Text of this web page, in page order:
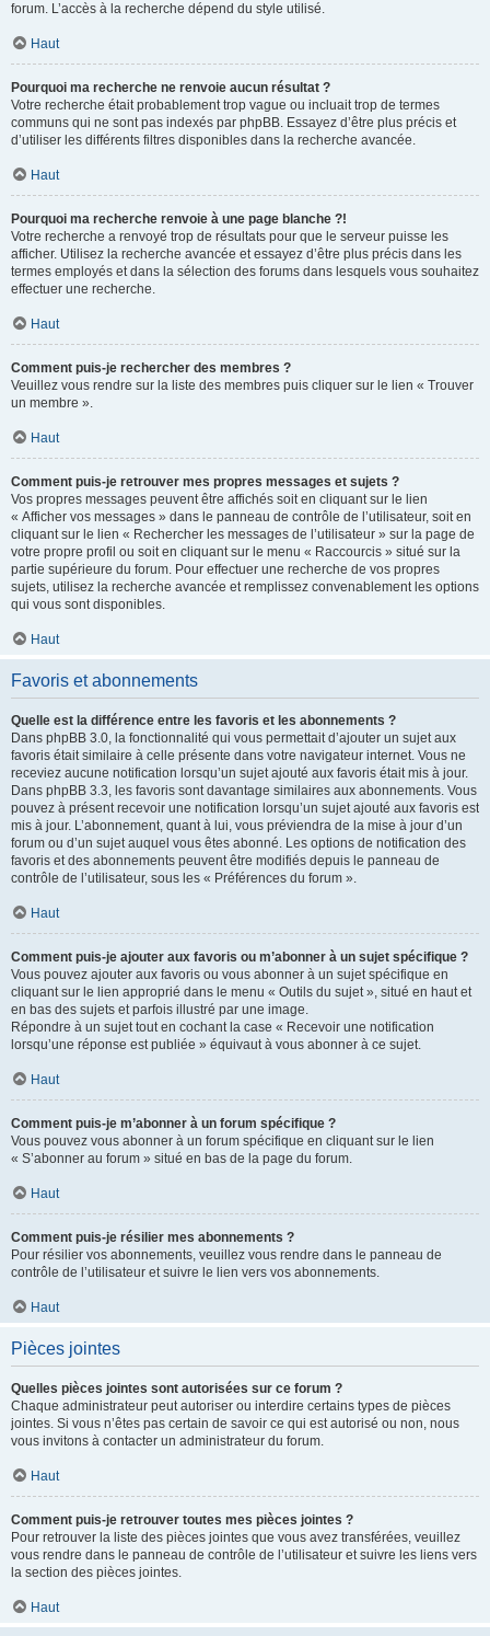
forum. L’accès à la recherche dépend du style utilisé.
Haut
Pourquoi ma recherche ne renvoie aucun résultat ?
Votre recherche était probablement trop vague ou incluait trop de termes
communs qui ne sont pas indexés par phpBB. Essayez d’être plus précis et
d’utiliser les différents filtres disponibles dans la recherche avancée.
Haut
Pourquoi ma recherche renvoie à une page blanche ?!
Votre recherche a renvoyé trop de résultats pour que le serveur puisse les
afficher. Utilisez la recherche avancée et essayez d’être plus précis dans les
termes employés et dans la sélection des forums dans lesquels vous souhaitez
effectuer une recherche.
Haut
Comment puis-je rechercher des membres ?
Veuillez vous rendre sur la liste des membres puis cliquer sur le lien « Trouver
un membre ».
Haut
Comment puis-je retrouver mes propres messages et sujets ?
Vos propres messages peuvent être affichés soit en cliquant sur le lien
« Afficher vos messages » dans le panneau de contrôle de l’utilisateur, soit en
cliquant sur le lien « Rechercher les messages de l’utilisateur » sur la page de
votre propre profil ou soit en cliquant sur le menu « Raccourcis » situé sur la
partie supérieure du forum. Pour effectuer une recherche de vos propres
sujets, utilisez la recherche avancée et remplissez convenablement les options
qui vous sont disponibles.
Haut
Favoris et abonnements
Quelle est la différence entre les favoris et les abonnements ?
Dans phpBB 3.0, la fonctionnalité qui vous permettait d’ajouter un sujet aux
favoris était similaire à celle présente dans votre navigateur internet. Vous ne
receviez aucune notification lorsqu’un sujet ajouté aux favoris était mis à jour.
Dans phpBB 3.3, les favoris sont davantage similaires aux abonnements. Vous
pouvez à présent recevoir une notification lorsqu’un sujet ajouté aux favoris est
mis à jour. L’abonnement, quant à lui, vous préviendra de la mise à jour d’un
forum ou d’un sujet auquel vous êtes abonné. Les options de notification des
favoris et des abonnements peuvent être modifiés depuis le panneau de
contrôle de l’utilisateur, sous les « Préférences du forum ».
Haut
Comment puis-je ajouter aux favoris ou m’abonner à un sujet spécifique ?
Vous pouvez ajouter aux favoris ou vous abonner à un sujet spécifique en
cliquant sur le lien approprié dans le menu « Outils du sujet », situé en haut et
en bas des sujets et parfois illustré par une image.
Répondre à un sujet tout en cochant la case « Recevoir une notification
lorsqu’une réponse est publiée » équivaut à vous abonner à ce sujet.
Haut
Comment puis-je m’abonner à un forum spécifique ?
Vous pouvez vous abonner à un forum spécifique en cliquant sur le lien
« S’abonner au forum » situé en bas de la page du forum.
Haut
Comment puis-je résilier mes abonnements ?
Pour résilier vos abonnements, veuillez vous rendre dans le panneau de
contrôle de l’utilisateur et suivre le lien vers vos abonnements.
Haut
Pièces jointes
Quelles pièces jointes sont autorisées sur ce forum ?
Chaque administrateur peut autoriser ou interdire certains types de pièces
jointes. Si vous n’êtes pas certain de savoir ce qui est autorisé ou non, nous
vous invitons à contacter un administrateur du forum.
Haut
Comment puis-je retrouver toutes mes pièces jointes ?
Pour retrouver la liste des pièces jointes que vous avez transférées, veuillez
vous rendre dans le panneau de contrôle de l’utilisateur et suivre les liens vers
la section des pièces jointes.
Haut